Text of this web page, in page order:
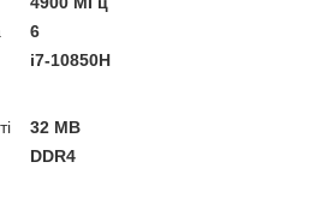
6
i7-10850H
32 MB
DDR4